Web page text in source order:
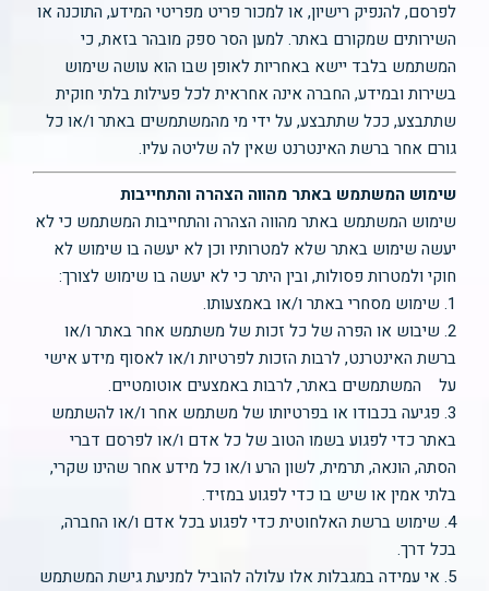
לפרסם, להנפיק רישיון, או למכור פריט מפריטי המידע, התוכנה או
השירותים שמקורם באתר. למען הסר ספק מובהר בזאת, כי
המשתמש בלבד יישא באחריות לאופן שבו הוא עושה שימוש
בשירות ובמידע, החברה אינה אחראית לכל פעילות בלתי חוקית
שתתבצע, ככל שתתבצע, על ידי מי מהמשתמשים באתר ו/או כל
גורם אחר ברשת האינטרנט שאין לה שליטה עליו.
שימוש המשתמש באתר מהווה הצהרה והתחייבות
שימוש המשתמש באתר מהווה הצהרה והתחייבות המשתמש כי לא
יעשה שימוש באתר שלא למטרותיו וכן לא יעשה בו שימוש לא
חוקי ולמטרות פסולות, ובין היתר כי לא יעשה בו שימוש לצורך:
1. שימוש מסחרי באתר ו/או באמצעותו.
2. שיבוש או הפרה של כל זכות של משתמש אחר באתר ו/או
ברשת האינטרנט, לרבות הזכות לפרטיות ו/או לאסוף מידע אישי
על המשתמשים באתר, לרבות באמצעים אוטומטיים.
3. פגיעה בכבודו או בפרטיותו של משתמש אחר ו/או להשתמש
באתר כדי לפגוע בשמו הטוב של כל אדם ו/או לפרסם דברי
הסתה, הונאה, תרמית, לשון הרע ו/או כל מידע אחר שהינו שקרי,
בלתי אמין או שיש בו כדי לפגוע במזיד.
4. שימוש ברשת האלחוטית כדי לפגוע בכל אדם ו/או החברה,
בכל דרך.
5. אי עמידה במגבלות אלו עלולה להוביל למניעת גישת המשתמש